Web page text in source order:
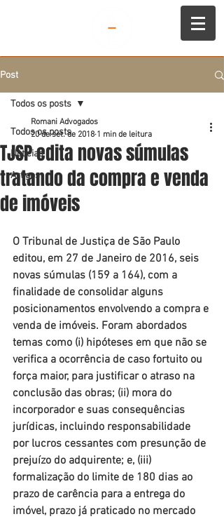
Post
Todos os posts
Notícias
Artigos
Todos os posts
TJSP edita novas súmulas
tratando da compra e venda
de imóveis
Romani Advogados
20 de set. de 2018 1 min de leitura
O Tribunal de Justiça de São Paulo
editou, em 27 de Janeiro de 2016, seis
novas súmulas (159 a 164), com a
finalidade de consolidar alguns
posicionamentos envolvendo a compra e
venda de imóveis. Foram abordados
temas como (i) hipóteses em que não se
verifica a ocorrência de caso fortuito ou
força maior, para justificar o atraso na
conclusão das obras; (ii) mora do
incorporador e suas consequências
jurídicas, incluindo responsabilidade
por lucros cessantes com presunção de
prejuízo do adquirente; e, (iii)
formalização do limite de 180 dias ao
prazo de carência para a entrega do
imóvel, prazo já praticado no mercado